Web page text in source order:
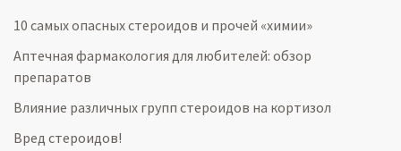
10 самых опасных стероидов и прочей «химии»
Аптечная фармакология для любителей: обзор
препаратов
Влияние различных групп стероидов на кортизол
Вред стероидов!